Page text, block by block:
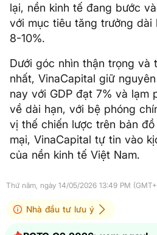
lại, nền kinh tế đang bước
với mục tiêu tăng trưởng
8-10%.
Dưới góc nhìn thận trọng và
nhất, VinaCapital giữ
nay với GDP đạt 7% và lạm
về dài hạn, với bệ phóng
vị thế chiến lược trên bản đồ
mại, VinaCapital tự tin vào
của nền kinh tế Việt Nam.
Thứ năm, ngày 14/05/2026 13:49 PM
Nhà đầu tư lưu ý